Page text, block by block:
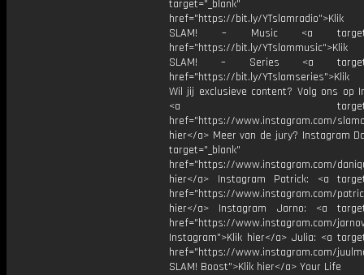
target="_blank"
href="https://bit.ly/
SLAM! – Music <a
href="https://bit.ly/
SLAM! – Series <a
href="https://bit.ly/
Wil jij exclusieve content? Volg ons op
<a
href="https://www.instagram.com/
hier</a> Meer van de jury? Instagram
target="_blank"
href="https://www.instagram.com/
hier</a> Instagram Patrick: <a
href="https://www.instagram.com/
hier</a> Instagram Jarno: <a
href="https://www.instagram.com/
Instagram">Klik hier</a> Julia: <a
href="https://www.instagram.com/
SLAM! Boost">Klik hier</a> Your Life